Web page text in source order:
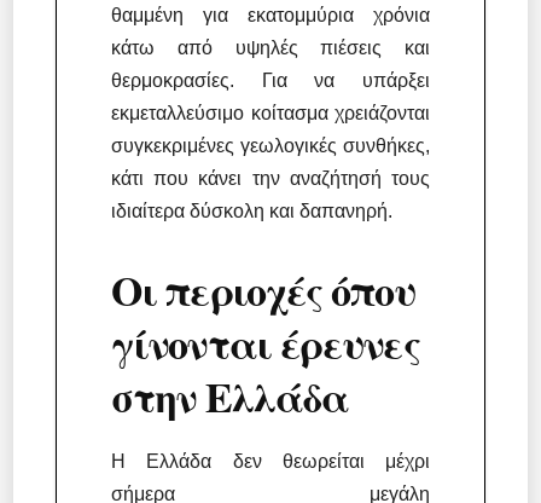
θαμμένη για εκατομμύρια χρόνια
κάτω από υψηλές πιέσεις και
θερμοκρασίες. Για να υπάρξει
εκμεταλλεύσιμο κοίτασμα χρειάζονται
συγκεκριμένες γεωλογικές συνθήκες,
κάτι που κάνει την αναζήτησή τους
ιδιαίτερα δύσκολη και δαπανηρή.
Οι περιοχές όπου
γίνονται έρευνες
στην Ελλάδα
Η Ελλάδα δεν θεωρείται μέχρι
σήμερα μεγάλη